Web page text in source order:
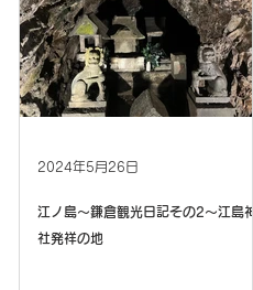
江ノ島〜鎌倉観光日記その2〜江島神
社発祥の地
2024年5月26日